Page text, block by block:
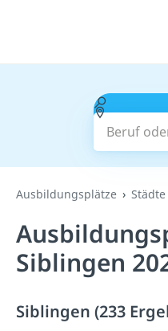
Beruf
Ausbildungsplätze Städte
Siblingen
Siblingen (233